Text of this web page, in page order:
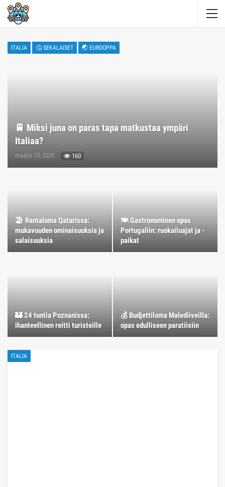
ITALIA 🤔 SEKALAISET 🌏 EUROOPPA
🚆 Miksi juna on paras tapa matkustaa ympäri
Italiaa?
maalis 15, 2025 160
🏖️ Rantaloma Qatarissa:
mukavuuden ominaisuuksia ja
salaisuuksia
🍽️ Gastronominen opas
Portugaliin: ruokailuajat ja -
paikat
🏰 24 tuntia Poznanissa:
ihanteellinen reitti turisteille
💰 Budjettiloma Malediiveilla:
opas edulliseen paratiisiin
ITALIA